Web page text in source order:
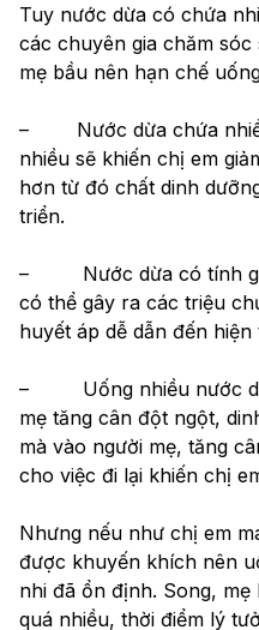
Tuy nước dừa có chứa
các chuyên gia chăm
mẹ bầu nên hạn chế
–        Nước dừa chứa
nhiều sẽ khiến chị em
hơn từ đó chất dinh
triển.
–         Nước dừa có tính
có thể gây ra các triệu
huyết áp dễ dẫn đến hiện
–         Uống nhiều nước
mẹ tăng cân đột ngột,
mà vào người mẹ, tăng
cho việc đi lại khiến chị
Nhưng nếu như chị em
được khuyến khích nên
nhi đã ổn định. Song,
quá nhiều, thời điểm lý